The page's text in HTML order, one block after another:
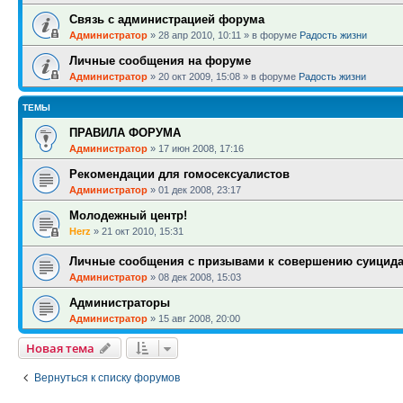
Связь с администрацией форума
Администратор » 28 апр 2010, 10:11 » в форуме Радость жизни
Личные сообщения на форуме
Администратор » 20 окт 2009, 15:08 » в форуме Радость жизни
ТЕМЫ
ПРАВИЛА ФОРУМА
Администратор » 17 июн 2008, 17:16
Рекомендации для гомосексуалистов
Администратор » 01 дек 2008, 23:17
Молодежный центр!
Herz » 21 окт 2010, 15:31
Личные сообщения с призывами к совершению суицида
Администратор » 08 дек 2008, 15:03
Администраторы
Администратор » 15 авг 2008, 20:00
Новая тема
Вернуться к списку форумов